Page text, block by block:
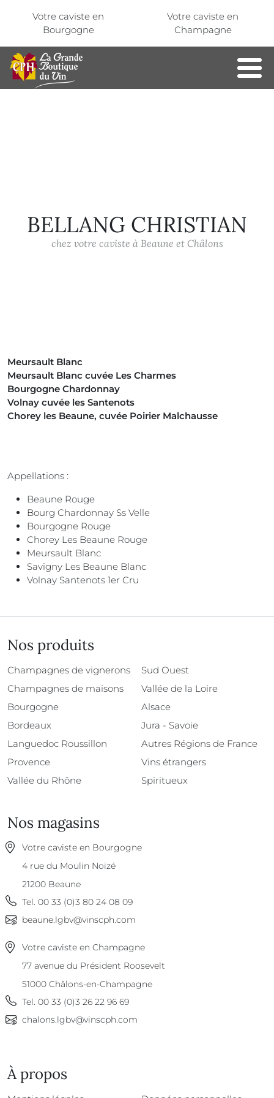
Votre caviste en
Bourgogne
Votre caviste en
Champagne
BELLANG CHRISTIAN
chez votre caviste à Beaune et Châlons
Meursault Blanc
Meursault Blanc cuvée Les Charmes
Bourgogne Chardonnay
Volnay cuvée les Santenots
Chorey les Beaune, cuvée Poirier Malchausse
Appellations :
Beaune Rouge
Bourg Chardonnay Ss Velle
Bourgogne Rouge
Chorey Les Beaune Rouge
Meursault Blanc
Savigny Les Beaune Blanc
Volnay Santenots 1er Cru
Nos produits
Champagnes de vignerons
Champagnes de maisons
Bourgogne
Bordeaux
Languedoc Roussillon
Provence
Vallée du Rhône
Sud Ouest
Vallée de la Loire
Alsace
Jura - Savoie
Autres Régions de France
Vins étrangers
Spiritueux
Nos magasins
Votre caviste en Bourgogne
4 rue du Moulin Noizé
21200 Beaune
Tel. 00 33 (0)3 80 24 08 09
beaune.lgbv@vinscph.com
Votre caviste en Champagne
77 avenue du Président Roosevelt
51000 Châlons-en-Champagne
Tel. 00 33 (0)3 26 22 96 69
chalons.lgbv@vinscph.com
À propos